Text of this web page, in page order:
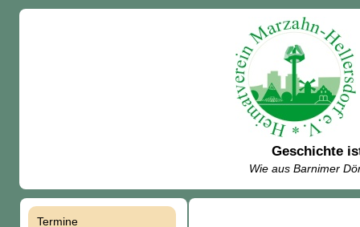
Geschichte
Wie aus Barnimer
Termine